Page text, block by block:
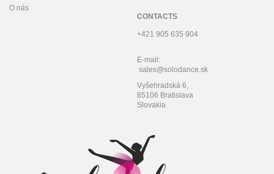
O nás
CONTACTS
+421 905 635 904
E-mail:
sales@solodance.sk
Vyšehradská 6,
85106 Bratislava
Slovakia